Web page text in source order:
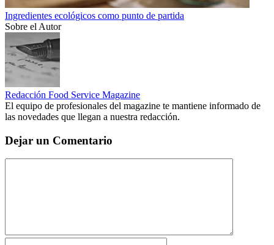
Ingredientes ecológicos como punto de partida
Sobre el Autor
Redacción Food Service Magazine
El equipo de profesionales del magazine te mantiene informado de
las novedades que llegan a nuestra redacción.
Dejar un Comentario